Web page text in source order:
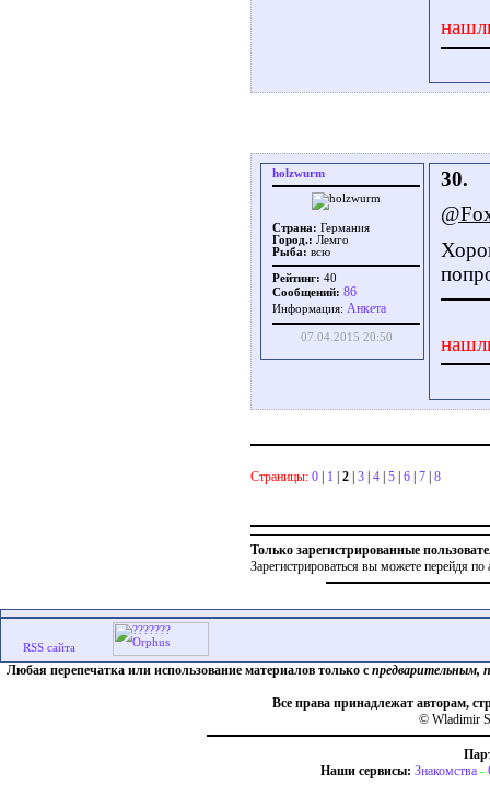
holzwurm
Страна: Германия
Город.: Лемго
Рыба: всю
Рейтинг: 40
Сообщений: 86
Информация: Aнкета
07.04.2015 20:50
30.
Страницы: 0 | 1 | 2 | 3 | 4 | 5 | 6 | 7 | 8
Только зарегистрированные
Зарегистрироваться вы можете перейдя по
Любая перепечатка или использование материалов только с предварительным,
Все права принадлежат авторам,
© Wladimir
Наши сервисы: Знакомства -